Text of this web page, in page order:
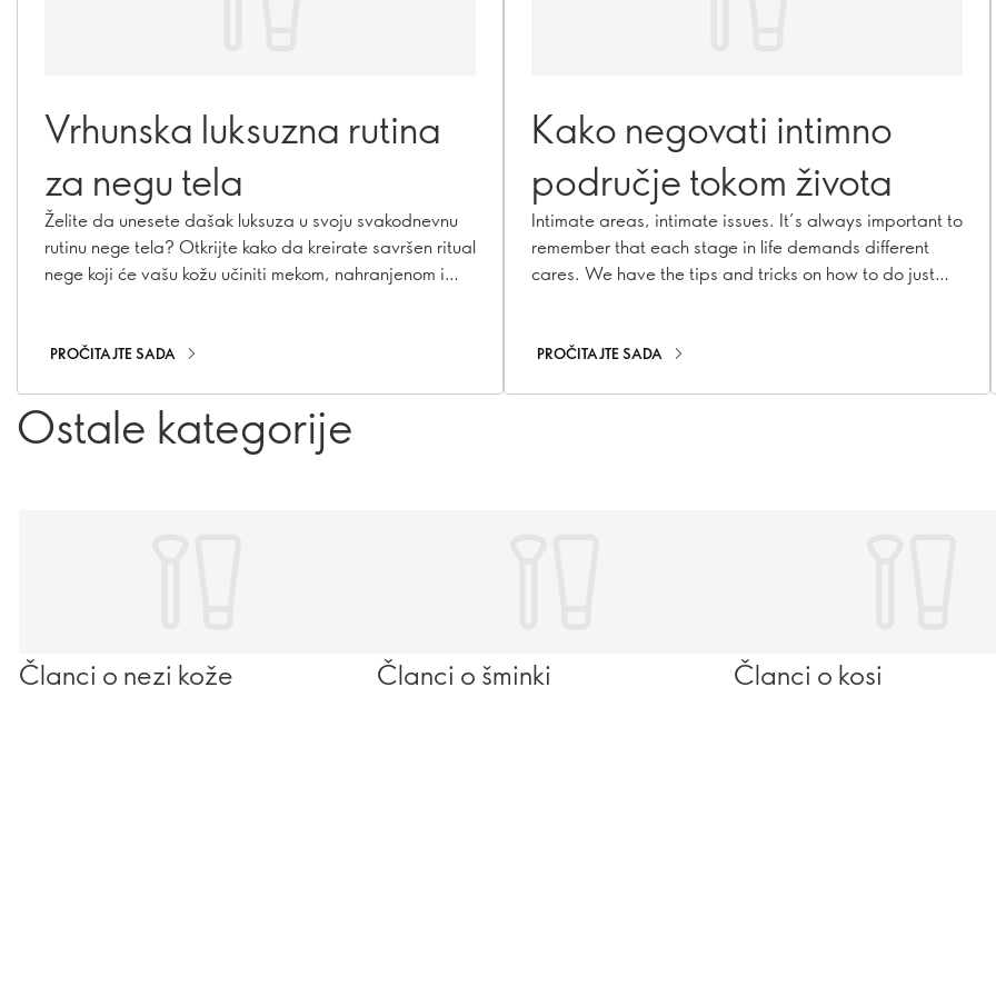
Vrhunska luksuzna rutina
za negu tela
Želite da unesete dašak luksuza u svoju svakodnevnu
rutinu nege tela? Otkrijte kako da kreirate savršen ritual
nege koji će vašu kožu učiniti mekom, nahranjenom i
pravi trenutak opuštanja i uživanja.
PROČITAJTE SADA
Kako negovati intimno
područje tokom života
Intimate areas, intimate issues. It’s always important to
remember that each stage in life demands different
cares. We have the tips and tricks on how to do just
PROČITAJTE SADA
Ostale kategorije
Članci o nezi kože Članci o šminki Članci o kosi